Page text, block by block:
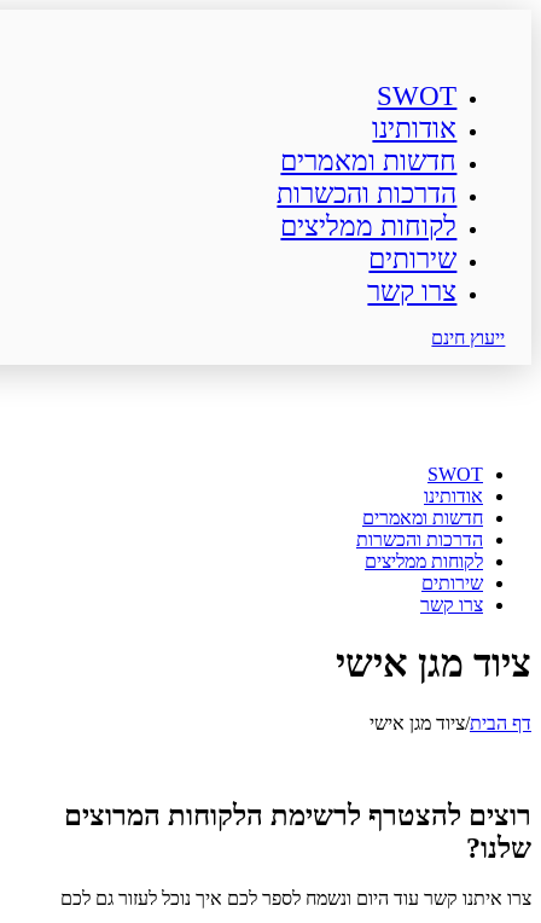
SWOT
אודותינו
חדשות ומאמרים
הדרכות והכשרות
לקוחות ממליצים
שירותים
צרו קשר
ייעוץ חינם
SWOT
אודותינו
חדשות ומאמרים
הדרכות והכשרות
לקוחות ממליצים
שירותים
צרו קשר
ציוד מגן אישי
דף הבית/ציוד מגן אישי
רוצים להצטרף לרשימת הלקוחות המרוצים
שלנו?
צרו איתנו קשר עוד היום ונשמח לספר לכם איך נוכל לעזור גם לכם